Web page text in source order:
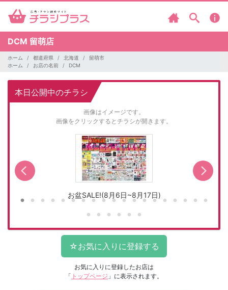
DCM 留萌店
ホーム 都道府県 北海道
留萌市
ホーム
お店の名前 DCM
本日公開中のチラシ
画像はイメージです。
画像をクリックするとチラシが開きます。
お盆SALE!(8月6日~8月17日)
お気に入りに登録したお店は
「 トップページ 」に表示されます。